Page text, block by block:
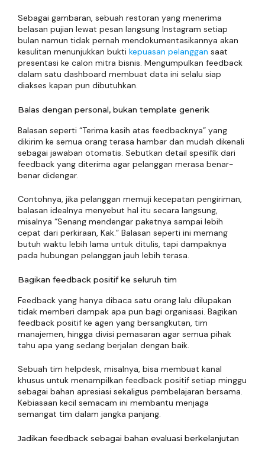
Sebagai gambaran, sebuah restoran yang menerima
belasan pujian lewat pesan langsung Instagram setiap
bulan namun tidak pernah mendokumentasikannya akan
kesulitan menunjukkan bukti kepuasan pelanggan saat
presentasi ke calon mitra bisnis. Mengumpulkan feedback
dalam satu dashboard membuat data ini selalu siap
diakses kapan pun dibutuhkan.
Balas dengan personal, bukan template generik
Balasan seperti “Terima kasih atas feedbacknya” yang
dikirim ke semua orang terasa hambar dan mudah dikenali
sebagai jawaban otomatis. Sebutkan detail spesifik dari
feedback yang diterima agar pelanggan merasa benar-
benar didengar.
Contohnya, jika pelanggan memuji kecepatan pengiriman,
balasan idealnya menyebut hal itu secara langsung,
misalnya “Senang mendengar paketnya sampai lebih
cepat dari perkiraan, Kak.” Balasan seperti ini memang
butuh waktu lebih lama untuk ditulis, tapi dampaknya
pada hubungan pelanggan jauh lebih terasa.
Bagikan feedback positif ke seluruh tim
Feedback yang hanya dibaca satu orang lalu dilupakan
tidak memberi dampak apa pun bagi organisasi. Bagikan
feedback positif ke agen yang bersangkutan, tim
manajemen, hingga divisi pemasaran agar semua pihak
tahu apa yang sedang berjalan dengan baik.
Sebuah tim helpdesk, misalnya, bisa membuat kanal
khusus untuk menampilkan feedback positif setiap minggu
sebagai bahan apresiasi sekaligus pembelajaran bersama.
Kebiasaan kecil semacam ini membantu menjaga
semangat tim dalam jangka panjang.
Jadikan feedback sebagai bahan evaluasi berkelanjutan